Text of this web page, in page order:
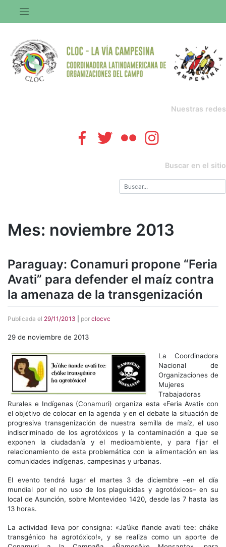
contenido
Nuestras redes
Buscar en el sitio
Mes: noviembre 2013
Paraguay: Conamuri propone “Feria
Avati” para defender el maíz contra
la amenaza de la transgenización
Publicada el 29/11/2013 por clocvc
29 de noviembre de 2013
La Coordinadora
Nacional de
Organizaciones de
Mujeres
Trabajadoras
Rurales e Indígenas (Conamuri) organiza esta «Feria Avati» con
el objetivo de colocar en la agenda y en el debate la situación de
progresiva transgenización de nuestra semilla de maíz, el uso
indiscriminado de los agrotóxicos y la contaminación a que se
exponen la ciudadanía y el medioambiente, y para fijar el
relacionamiento de esta problemática con la alimentación en las
comunidades indígenas, campesinas y urbanas.
El evento tendrá lugar el martes 3 de diciembre –en el día
mundial por el no uso de los plaguicidas y agrotóxicos– en su
local de Asunción, sobre Montevideo 1420, desde las 7 hasta las
13 horas.
La actividad lleva por consigna: «Ja’úke ñande avati tee: cháke
transgénico ha agrotóxico!», y se realiza como un aporte de